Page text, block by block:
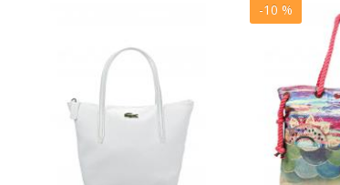
-10 %